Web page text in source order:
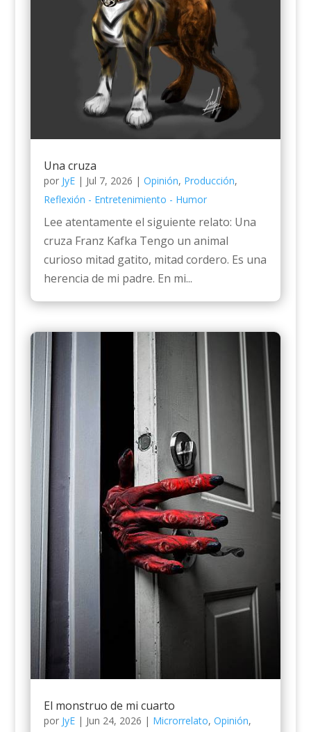
Una cruza
por JyE| Jul 7, 2026 | Opinión, Producción,
Reflexión - Entretenimiento - Humor
Lee atentamente el siguiente relato: Una
cruza Franz Kafka Tengo un animal
curioso mitad gatito, mitad cordero. Es una
herencia de mi padre. En mi...
El monstruo de mi cuarto
por JyE| Jun 24, 2026 | Microrrelato, Opinión,